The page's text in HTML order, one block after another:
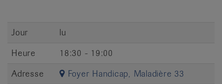
Jour
lu
Heure
18:30 - 19:00
Adresse
Foyer Handicap, Maladière 33